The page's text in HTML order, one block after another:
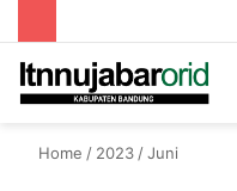
Home / 2023 /Juni